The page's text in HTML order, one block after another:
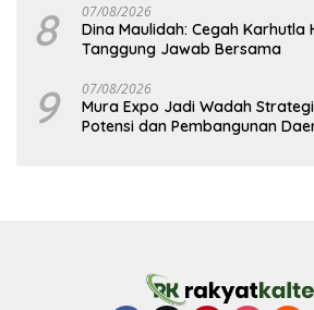
8 07/08/2026
Dina Maulidah: Cegah Karhutla
Tanggung Jawab Bersama
9 07/08/2026
Mura Expo Jadi Wadah
Potensi dan Pembangunan